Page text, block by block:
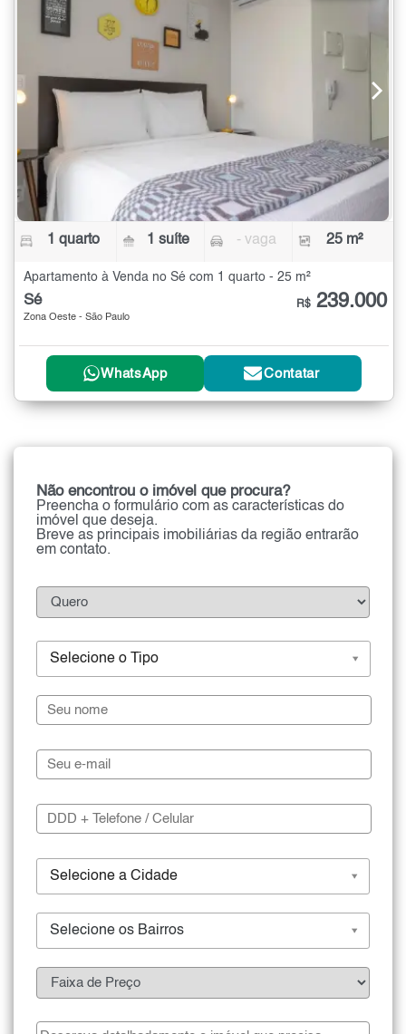
1 quarto 1 suíte - vaga 25 m²
Apartamento à Venda no Sé com 1 quarto - 25 m²
Sé
Zona Oeste - São Paulo
R$ 239.000
WhatsApp Contatar
Não encontrou o imóvel que procura?
Preencha o formulário com as características do
imóvel que deseja.
Breve as principais imobiliárias da região entrarão
em contato.
Selecione o Tipo
Selecione a Cidade
Selecione os Bairros